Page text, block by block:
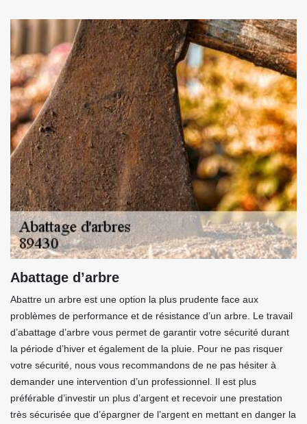
Abattage d’arbre
Abattre un arbre est une option la plus prudente face aux
problèmes de performance et de résistance d’un arbre. Le travail
d’abattage d’arbre vous permet de garantir votre sécurité durant
la période d’hiver et également de la pluie. Pour ne pas risquer
votre sécurité, nous vous recommandons de ne pas hésiter à
demander une intervention d’un professionnel. Il est plus
préférable d’investir un plus d’argent et recevoir une prestation
très sécurisée que d’épargner de l’argent en mettant en danger la